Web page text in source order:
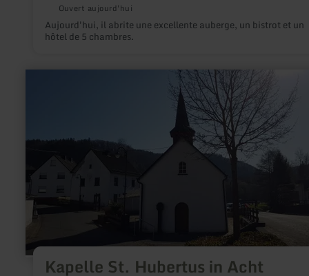
Ouvert aujourd'hui
Aujourd'hui, il abrite une excellente auberge, un bistrot et un
hôtel de 5 chambres.
Kapelle St. Hubertus in Acht
St.
Acht